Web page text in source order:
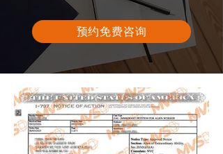
预约免费咨询